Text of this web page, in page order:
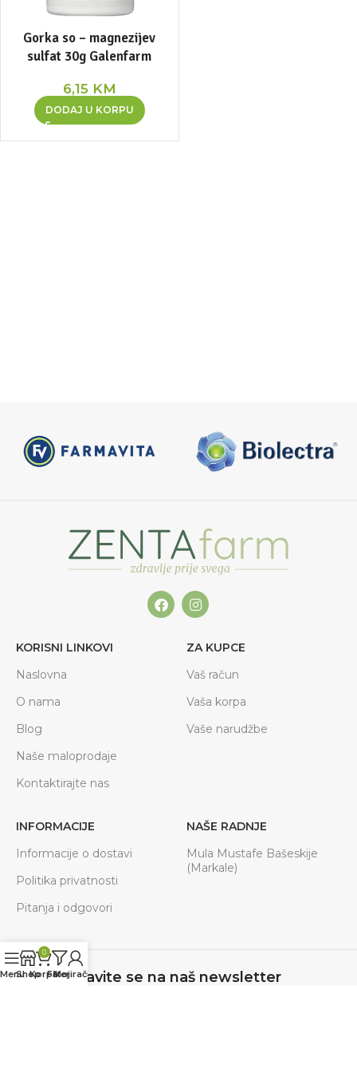
Gorka so – magnezijev
sulfat 30g Galenfarm
6,15 KM
DODAJ U KORPU
KORISNI LINKOVI
Naslovna
O nama
Blog
Naše maloprodaje
Kontaktirajte nas
ZA KUPCE
Vaš račun
Vaša korpa
Vaše narudžbe
INFORMACIJE
Informacije o dostavi
Politika privatnosti
Pitanja i odgovori
NAŠE RADNJE
Mula Mustafe Bašeskije
(Markale)
Prijavite se na naš newsletter
MenuShop
0
KorpaFilteri
Moj račun